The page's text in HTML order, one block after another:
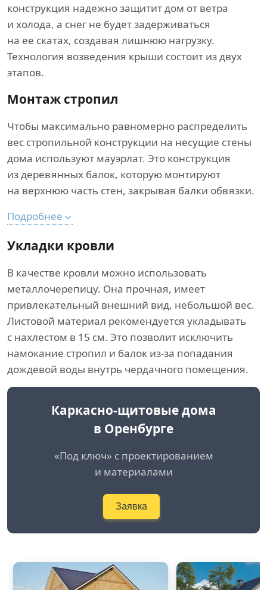
конструкция надежно защитит дом от ветра
и холода, а снег не будет задерживаться
на ее скатах, создавая лишнюю нагрузку.
Технология возведения крыши состоит из двух
этапов.
Монтаж стропил
Чтобы максимально равномерно распределить
вес стропильной конструкции на несущие стены
дома используют мауэрлат. Это конструкция
из деревянных балок, которую монтируют
на верхнюю часть стен, закрывая балки обвязки.
Подробнее
Укладки кровли
В качестве кровли можно использовать
металлочерепицу. Она прочная, имеет
привлекательный внешний вид, небольшой вес.
Листовой материал рекомендуется укладывать
с нахлестом в 15 см. Это позволит исключить
намокание стропил и балок из-за попадания
дождевой воды внутрь чердачного помещения.
Каркасно-щитовые дома
в Оренбурге
«Под ключ» с проектированием
и материалами
Заявка